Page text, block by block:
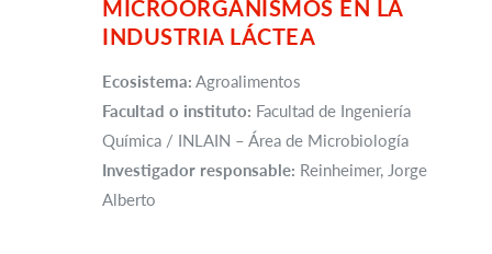
MICROORGANISMOS EN LA
INDUSTRIA LÁCTEA
Ecosistema: Agroalimentos
Facultad o instituto: Facultad de Ingeniería
Química / INLAIN – Área de Microbiología
Investigador responsable: Reinheimer, Jorge
Alberto